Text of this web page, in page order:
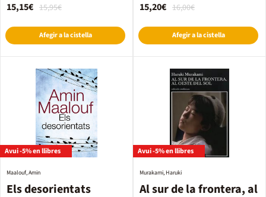
15,95€
15,15€
Afegir a la cistella
16,00€
15,20€
Afegir a la cistella
Avui -5% en llibres
Els desorientats
Maalouf, Amin
Avui -5% en llibres
Al sur de la frontera, al
Murakami, Haruki